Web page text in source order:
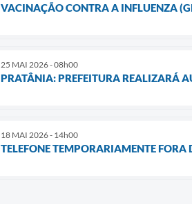
VACINAÇÃO CONTRA A INFLUENZA
25 MAI 2026 - 08h00
PRATÂNIA: PREFEITURA REALIZARÁ
18 MAI 2026 - 14h00
TELEFONE TEMPORARIAMENTE FORA